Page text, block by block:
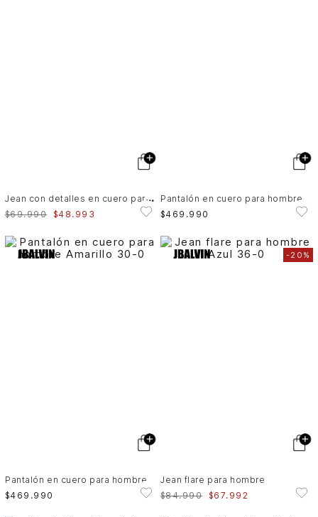
J
ean con detalles en cuero para hombre Thani semi-fitted
$69.990 $48 . 993
Pantalón en cuero para hombre
$469 .990
Pantalón en cuero para hombre
$469 .990
-20%
Jean flare para hombre
$84.990 $67. 992